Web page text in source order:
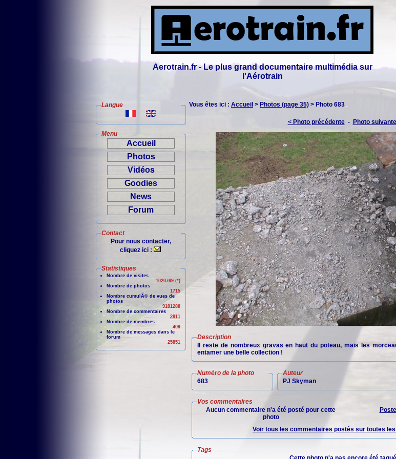
Aerotrain.fr - Le plus grand documentaire multimédia sur
l'Aérotrain
Langue
Menu
Accueil
Photos
Vidéos
Goodies
News
Forum
Contact
Pour nous contacter,
cliquez ici :
Statistiques
Nombre de visites
1020769 (*)
Nombre de photos
1715
Nombre cumulÃ© de vues de
photos
9181288
Nombre de commentaires
2811
Nombre de membres
409
Nombre de messages dans le
forum
25851
Vous êtes ici : Accueil > Photos (page 35) > Photo 683
< Photo précédente- Photo
Description
Il reste de nombreux gravas en haut du poteau, mais les
entamer une belle collection !
Numéro de la photo
683
Auteur
PJ Skyman
Vos commentaires
Aucun commentaire n'a été posté pour cette
photo
Voir tous les commentaires postés sur toutes
Tags